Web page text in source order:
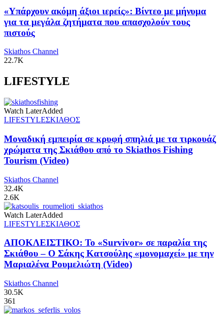
«Υπάρχουν ακόμη άξιοι ιερείς»: Βίντεο με μήνυμα
για τα μεγάλα ζητήματα που απασχολούν τους
πιστούς
Skiathos Channel
22.7K
LIFESTYLE
Watch LaterAdded
LIFESTYLEΣΚΙΑΘΟΣ
Μοναδική εμπειρία σε κρυφή σπηλιά με τα τιρκουάζ
χρώματα της Σκιάθου από το Skiathos Fishing
Tourism (Video)
Skiathos Channel
32.4K
2.6K
Watch LaterAdded
LIFESTYLEΣΚΙΑΘΟΣ
ΑΠΟΚΛΕΙΣΤΙΚΟ: Το «Survivor» σε παραλία της
Σκιάθου – Ο Σάκης Κατσούλης «μονομαχεί» με την
Μαριαλένα Ρουμελιώτη (Video)
Skiathos Channel
30.5K
361